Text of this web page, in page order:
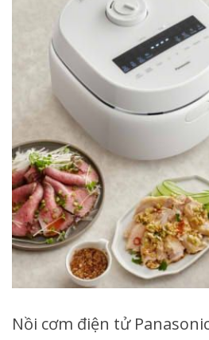
Nồi cơm điện tử